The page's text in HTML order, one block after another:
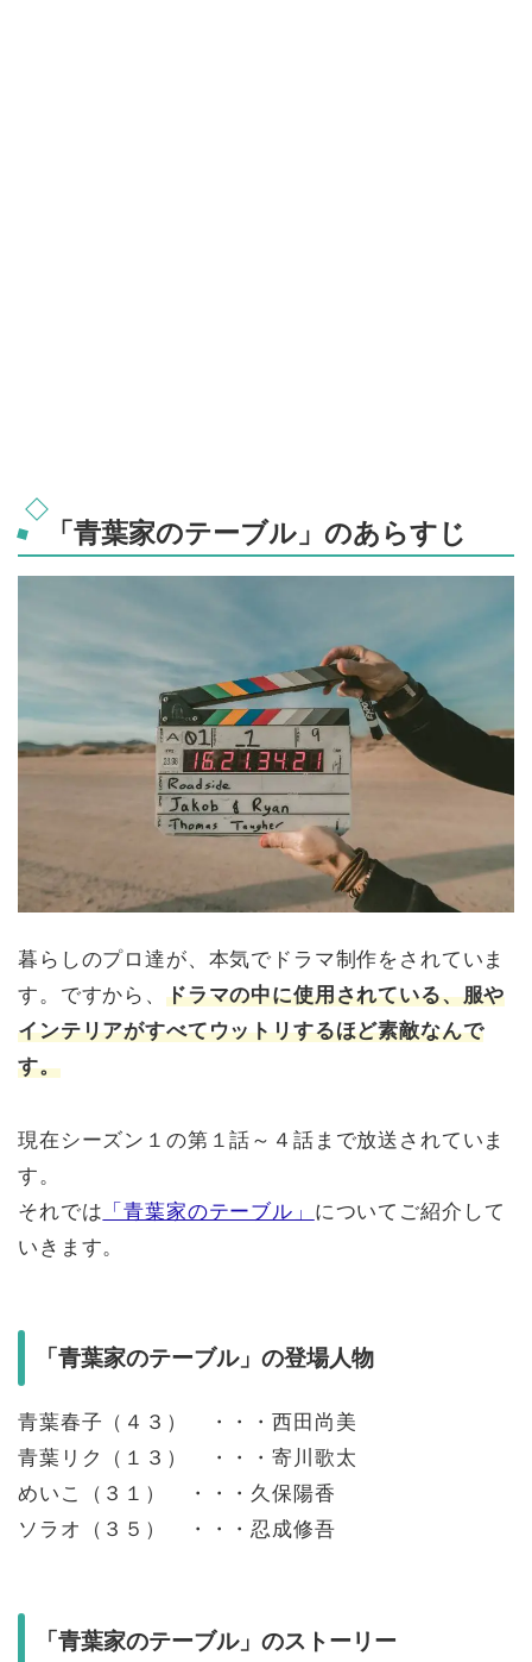
「青葉家のテーブル」のあらすじ
暮らしのプロ達が、本気でドラマ制作をされていま
す。ですから、 ドラマの中に使用されている、服や
インテリアがすべてウットリするほど素敵なんで
す。
現在シーズン１の第１話～４話まで放送されていま
す。
それでは 「青葉家のテーブル」 についてご紹介して
いきます。
「青葉家のテーブル」の登場人物
⻘葉春⼦（４３） ・・・西田尚美
青葉リク（１３） ・・・寄川歌太
めいこ（３１） ・・・久保陽⾹
ソラオ（３５） ・・・忍成修吾
「青葉家のテーブル」のストーリー